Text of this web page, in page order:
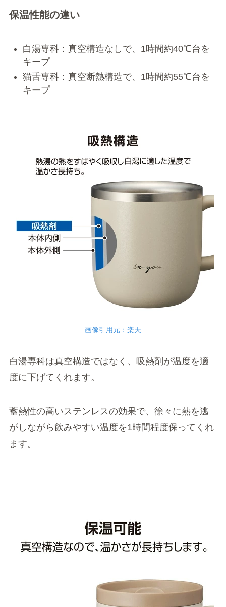
保温性能の違い
白湯専科：真空構造なしで、1時間約40℃台を
キープ
猫舌専科：真空断熱構造で、1時間約55℃台を
キープ
画像引用元：楽天
白湯専科は真空構造ではなく、吸熱剤が温度を適
度に下げてくれます。
蓄熱性の高いステンレスの効果で、徐々に熱を逃
がしながら飲みやすい温度を1時間程度保ってくれ
ます。